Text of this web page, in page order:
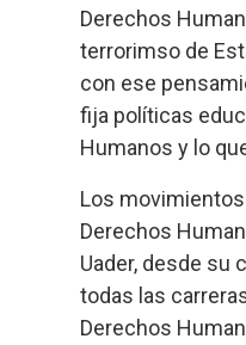
Derechos
terrorimso de
con ese
fija políticas
Humanos y lo
Los
Derechos
Uader, desde su
todas las
Derechos